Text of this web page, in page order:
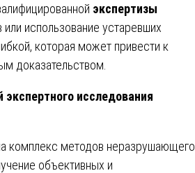
экспертизы
или использование устаревших
которая может привести к
доказательством.
исследования
комплекс методов неразрушающего
объективных и